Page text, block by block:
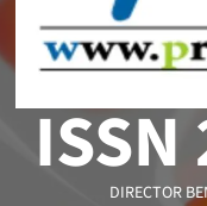
DIRECTOR